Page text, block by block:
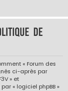
de
« Forum des
ci-après par
» et
« logiciel phpBB »